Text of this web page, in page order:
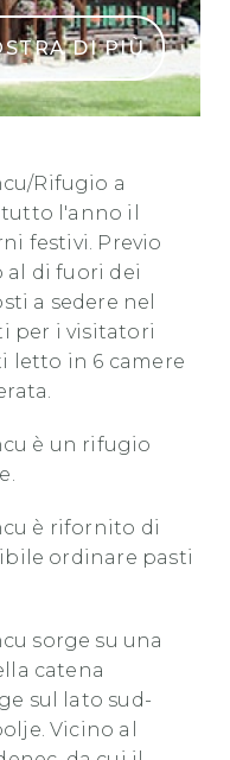
DI PIÙ
Rifugio a
l'anno il
festivi. Previo
al di fuori dei
a sedere nel
per i visitatori
letto in 6 camere
è un rifugio
è rifornito di
ordinare pasti
sorge su una
catena
sul lato sud-
Vicino al